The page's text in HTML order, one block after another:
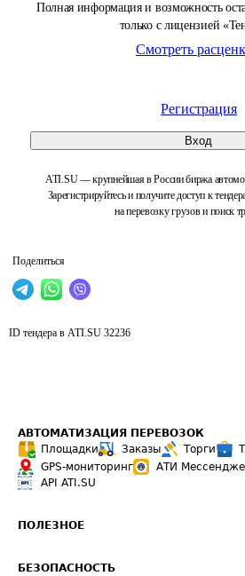
Полная информация и возможность
только с лицензией
Смотреть
Регистрация
Вход
ATI.SU — крупнейшая в России биржа
Зарегистрируйтесь и получите доступ к
на перевозку грузов и поиск
Поделиться
ID тендера в ATI.SU 32236
АВТОМАТИЗАЦИЯ ПЕРЕВОЗОК
Площадки
Заказы Торги
GPS-мониторинг
АТИ
API ATI.SU
ПОЛЕЗНОЕ
БЕЗОПАСНОСТЬ